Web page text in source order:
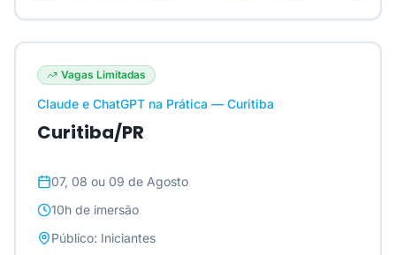
Vagas Limitadas
Claude e ChatGPT na Prática — Curitiba
Curitiba/PR
07, 08 ou 09 de Agosto
10h de imersão
Público: Iniciantes